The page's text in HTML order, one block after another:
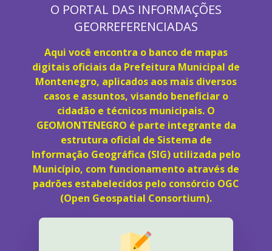
O PORTAL DAS INFORMAÇÕES
GEORREFERENCIADAS
Aqui você encontra o banco de mapas
digitais oficiais da Prefeitura Municipal de
Montenegro, aplicados aos mais diversos
casos e assuntos, visando beneficiar o
cidadão e técnicos municipais. O
GEOMONTENEGRO é parte integrante da
estrutura oficial de Sistema de
Informação Geográfica (SIG) utilizada pelo
Município, com funcionamento através de
padrões estabelecidos pelo consórcio OGC
(Open Geospatial Consortium).